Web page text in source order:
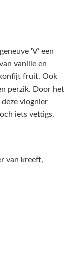
‘V’ een
vanille en
fruit. Ook
perzik. Door het
viognier
iets vettigs.
van kreeft,